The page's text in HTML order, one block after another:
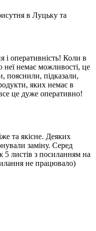
в Луцьку та
і оперативність! Коли в
неї немає можливості, це
пояснили, підказали,
яких немає в
це дуже оперативно!
та якісне. Деяких
заміну. Серед
листів з посиланням на
не працювало)